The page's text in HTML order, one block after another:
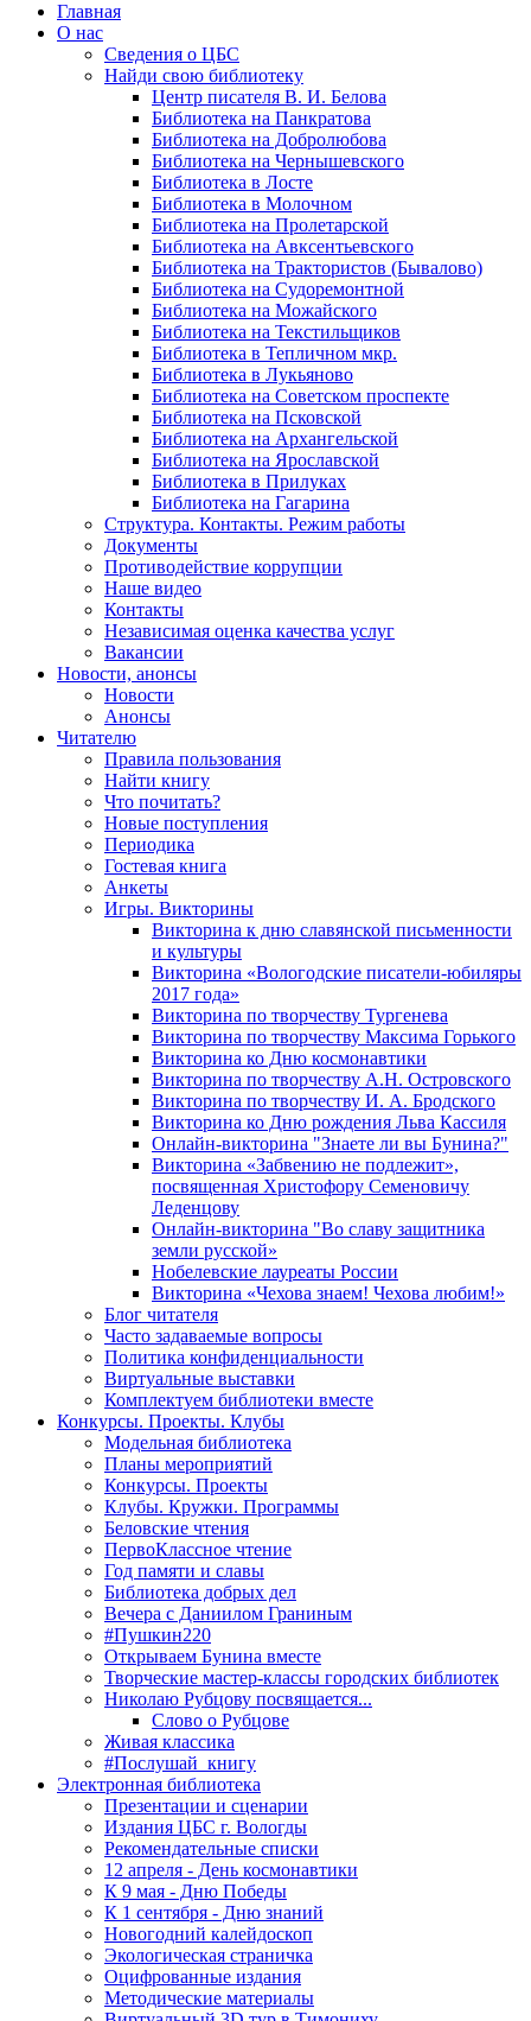
Главная
О нас
Сведения о ЦБС
Найди свою библиотеку
Центр писателя В. И. Белова
Библиотека на Панкратова
Библиотека на Добролюбова
Библиотека на Чернышевского
Библиотека в Лосте
Библиотека в Молочном
Библиотека на Пролетарской
Библиотека на Авксентьевского
Библиотека на Трактористов (Бывалово)
Библиотека на Судоремонтной
Библиотека на Можайского
Библиотека на Текстильщиков
Библиотека в Тепличном мкр.
Библиотека в Лукьяново
Библиотека на Советском проспекте
Библиотека на Псковской
Библиотека на Архангельской
Библиотека на Ярославской
Библиотека в Прилуках
Библиотека на Гагарина
Структура. Контакты. Режим работы
Документы
Противодействие коррупции
Наше видео
Контакты
Независимая оценка качества услуг
Вакансии
Новости, анонсы
Новости
Анонсы
Читателю
Правила пользования
Найти книгу
Что почитать?
Новые поступления
Периодика
Гостевая книга
Анкеты
Игры. Викторины
Викторина к дню славянской письменности
и культуры
Викторина «Вологодские писатели-юбиляры
2017 года»
Викторина по творчеству Тургенева
Викторина по творчеству Максима Горького
Викторина ко Дню космонавтики
Викторина по творчеству А.Н. Островского
Викторина по творчеству И. А. Бродского
Викторина ко Дню рождения Льва Кассиля
Онлайн-викторина "Знаете ли вы Бунина?"
Викторина «Забвению не подлежит»,
посвященная Христофору Семеновичу
Леденцову
Онлайн-викторина "Во славу защитника
земли русской»
Нобелевские лауреаты России
Викторина «Чехова знаем! Чехова любим!»
Блог читателя
Часто задаваемые вопросы
Политика конфиденциальности
Виртуальные выставки
Комплектуем библиотеки вместе
Конкурсы. Проекты. Клубы
Модельная библиотека
Планы мероприятий
Конкурсы. Проекты
Клубы. Кружки. Программы
Беловские чтения
ПервоКлассное чтение
Год памяти и славы
Библиотека добрых дел
Вечера с Даниилом Граниным
#Пушкин220
Открываем Бунина вместе
Творческие мастер-классы городских библиотек
Николаю Рубцову посвящается...
Слово о Рубцове
Живая классика
#Послушай_книгу
Электронная библиотека
Презентации и сценарии
Издания ЦБС г. Вологды
Рекомендательные списки
12 апреля - День космонавтики
К 9 мая - Дню Победы
К 1 сентября - Дню знаний
Новогодний калейдоскоп
Экологическая страничка
Оцифрованные издания
Методические материалы